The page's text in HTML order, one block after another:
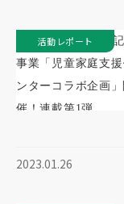
2023.01.26
活動レポート